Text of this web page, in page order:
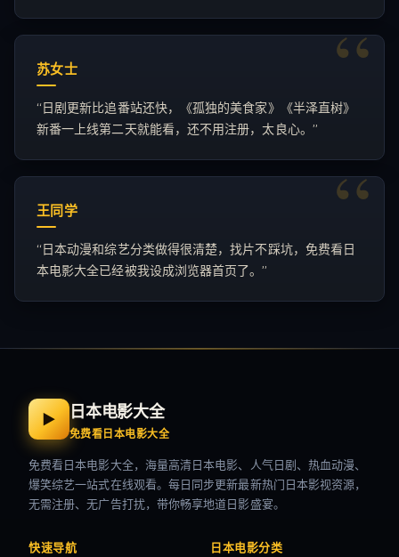
苏女士
“日剧更新比追番站还快，《孤独的美食家》《半泽直树》
新番一上线第二天就能看，还不用注册，太良心。 ”
王同学
“日本动漫和综艺分类做得很清楚，找片不踩坑，免费看日
本电影大全已经被我设成浏览器首页了。”
▶ 日本电影大全
免费看日本电影大全
免费看日本电影大全，海量高清日本电影、人气日剧、热血动漫、
爆笑综艺一站式在线观看。每日同步更新最新热门日本影视资源，
无需注册、无广告打扰，带你畅享地道日影盛宴。
快速导航 日本电影分类